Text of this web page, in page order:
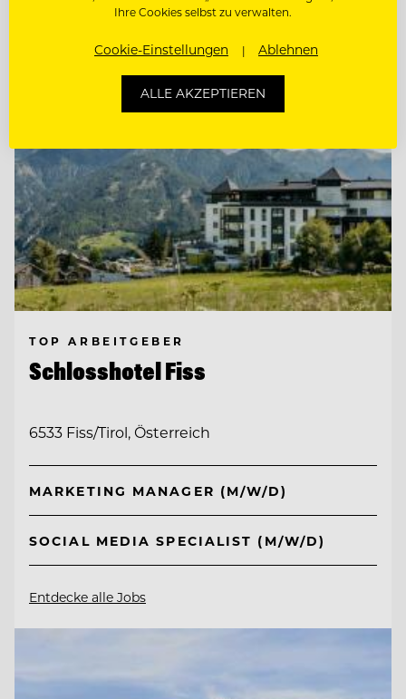
TOP ARBEITGEBER
Schlosshotel Fiss
6533 Fiss/Tirol, Österreich
MARKETING MANAGER (M/W/D)
SOCIAL MEDIA SPECIALIST (M/W/D)
Entdecke alle Jobs
Ihre Cookies selbst zu verwalten.
Cookie-Einstellungen Ablehnen
ALLE AKZEPTIEREN